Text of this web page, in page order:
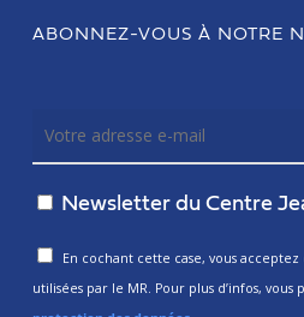
ABONNEZ-VOUS À NOTRE
Newsletter du Centre
En cochant cette case, vous
utilisées par le MR. Pour plus d’infos,